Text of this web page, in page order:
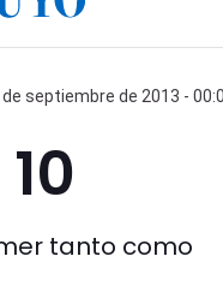
de septiembre de 2013 -
tanto como